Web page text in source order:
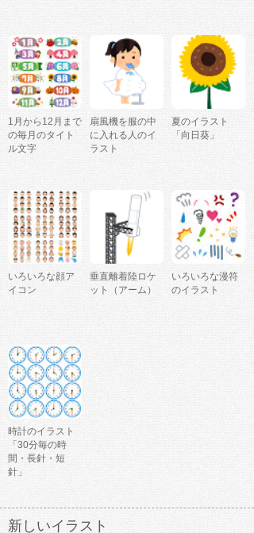
1月から12月まで
の毎月のタイト
ル文字
扇風機を服の中
に入れる人のイ
ラスト
夏のイラスト
「向日葵」
いろいろな顔ア
イコン
垂直離着陸ロケ
ット（アーム）
いろいろな漫符
のイラスト
時計のイラスト
「30分毎の時
間・長針・短
針」
新しいイラスト